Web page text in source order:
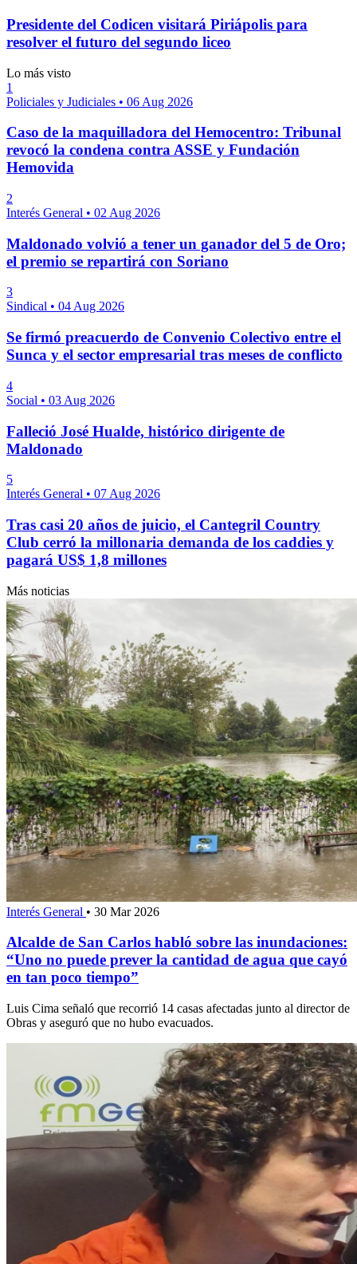
Presidente del Codicen visitará Piriápolis para
resolver el futuro del segundo liceo
Lo más visto
1
Policiales y Judiciales • 06 Aug 2026
Caso de la maquilladora del Hemocentro: Tribunal
revocó la condena contra ASSE y Fundación
Hemovida
2
Interés General • 02 Aug 2026
Maldonado volvió a tener un ganador del 5 de Oro;
el premio se repartirá con Soriano
3
Sindical • 04 Aug 2026
Se firmó preacuerdo de Convenio Colectivo entre el
Sunca y el sector empresarial tras meses de conflicto
4
Social • 03 Aug 2026
Falleció José Hualde, histórico dirigente de
Maldonado
5
Interés General • 07 Aug 2026
Tras casi 20 años de juicio, el Cantegril Country
Club cerró la millonaria demanda de los caddies y
pagará US$ 1,8 millones
Más noticias
Interés General • 30 Mar 2026
Alcalde de San Carlos habló sobre las inundaciones:
“Uno no puede prever la cantidad de agua que cayó
en tan poco tiempo”
Luis Cima señaló que recorrió 14 casas afectadas junto al director de
Obras y aseguró que no hubo evacuados.